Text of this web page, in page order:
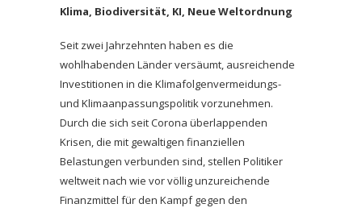
Klima, Biodiversität, KI, Neue Weltordnung
Seit zwei Jahrzehnten haben es die
wohlhabenden Länder versäumt, ausreichende
Investitionen in die Klimafolgenvermeidungs-
und Klimaanpassungspolitik vorzunehmen.
Durch die sich seit Corona überlappenden
Krisen, die mit gewaltigen finanziellen
Belastungen verbunden sind, stellen Politiker
weltweit nach wie vor völlig unzureichende
Finanzmittel für den Kampf gegen den